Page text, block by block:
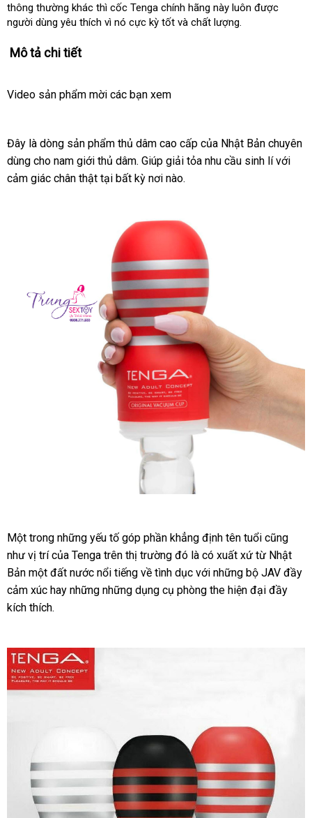
mua
sáchđâu
uy
hàng
thông thường khác cũ
thì cốc Tenga chính hãng này luôn xách
được
người dùng yêu thích vì nó cực kỳ tốt tốt
và chất lượng.
Mô tả chi tiết
Video sản phẩm mời amazon
các bạn xem
Đây là dòng sản phẩm thủ dâm cao cấp Trung
Quốc
của Nhật Bản chuyên
dùng cho nam giới thủ dâmđổi
trả
. Giúp giải tỏa nhu cầu sinh lícao
với
cảm giác chân thật tại bất kỳ nơi nào.
Tự
Sướng
Hàng
Chính
Hãng
Nhật
Nam
Tenga
Throat
Một trong Đài
Loan
những yếu tố góp phần khẳng định tên tuổi amazon
cũng
như vị trígần
nhất
của Tenga trên thị trường đó là có xuất xứ từ Nhật
Bản một đất nước nổi tiếng về tình dục dịch
vụ
với nhập
hàng
những bộ JAV đầy
cảm xúc hay mua
những giảm
những dụng cụ phòng the hiện đại đầy
kích thích.